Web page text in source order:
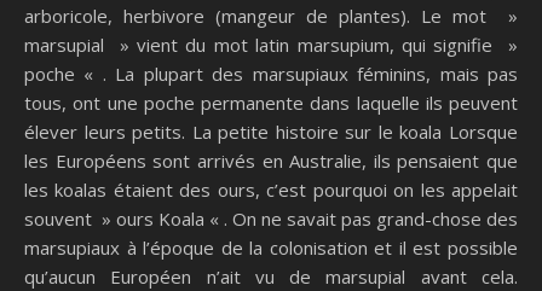
arboricole, herbivore (mangeur de plantes). Le mot »
marsupial » vient du mot latin marsupium, qui signifie »
poche « . La plupart des marsupiaux féminins, mais pas
tous, ont une poche permanente dans laquelle ils peuvent
élever leurs petits. La petite histoire sur le koala Lorsque
les Européens sont arrivés en Australie, ils pensaient que
les koalas étaient des ours, c’est pourquoi on les appelait
souvent » ours Koala « . On ne savait pas grand-chose des
marsupiaux à l’époque de la colonisation et il est possible
qu’aucun Européen n’ait vu de marsupial avant cela.